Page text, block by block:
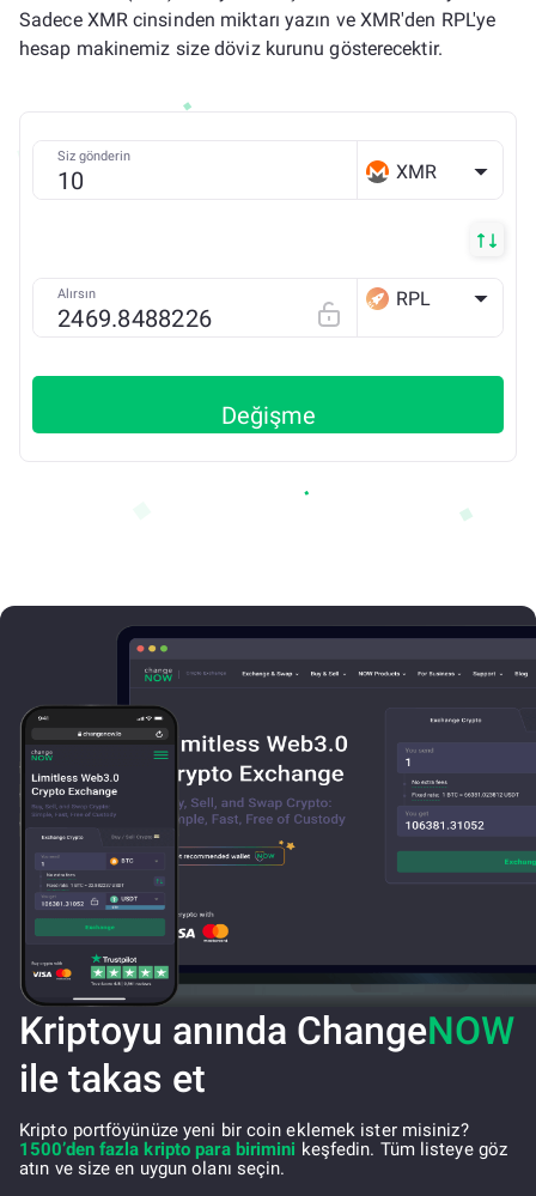
Sadece XMR cinsinden miktarı yazın ve XMR'den RPL'ye
hesap makinemiz size döviz kurunu gösterecektir.
Siz gönderin
XMR
Alırsın RPL
Değişme
Kriptoyu anında ChangeNOW
ile takas et
Kripto portföyünüze yeni bir coin eklemek ister misiniz?
1500’den fazla kripto para birimini keşfedin. Tüm listeye göz
atın ve size en uygun olanı seçin.